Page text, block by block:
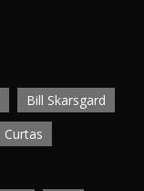
Bill Skarsgard
Curtas